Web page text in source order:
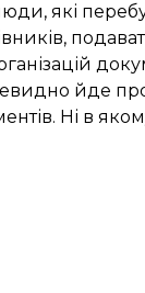
які
йде
Ні в